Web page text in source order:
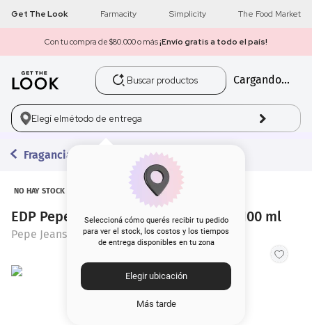
Get The Look Farmacity Simplicity The Food Market
Con tu compra de $80.000 o más¡Envío gratis a todo el país!
Buscar productos
Cargando...
Elegí elmétodo de entrega
Seleccioná cómo querés recibir tu pedido
para ver el stock, los costos y los tiempos
de entrega disponibles en tu zona
Elegir ubicación
Más tarde
Fragancias
NO HAY STOCK
EDP Pepe Jeans Celebrate For Him x 100 ml
Pepe Jeans
1 get the look
2 máscara pestañas
3.
5. corrector